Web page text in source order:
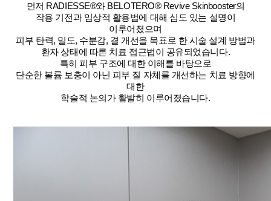
먼저 RADIESSE®와 BELOTERO® Revive Skinbooster의
작용 기전과 임상적 활용법에 대해 심도 있는 설명이
이루어졌으며
피부 탄력, 밀도, 수분감, 결 개선을 목표로 한 시술 설계 방법과
환자 상태에 따른 치료 접근법이 공유되었습니다.
특히 피부 구조에 대한 이해를 바탕으로
단순한 볼륨 보충이 아닌 피부 질 자체를 개선하는 치료 방향에
대한
학술적 논의가 활발히 이루어졌습니다.